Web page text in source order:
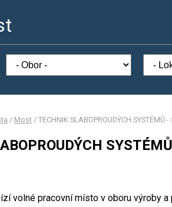
/ Most / TECHNIK SLABOPROUDÝCH SYSTÉMŮ
volné pracovní místo v oboru výroby